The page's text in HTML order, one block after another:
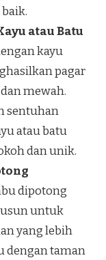
atau Batu
kayu
pagar
mewah.
sentuhan
atau batu
dan unik.
dipotong
untuk
yang lebih
dengan taman